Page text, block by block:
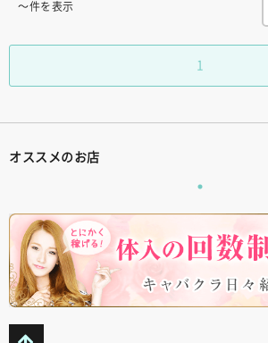
〜件を表示
1
オススメのお店